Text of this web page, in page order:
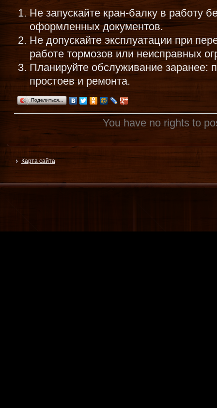
Не запускайте кран-балку в работу
оформленных документов.
Не допускайте эксплуатации при
работе тормозов или неисправных
Планируйте обслуживание заранее:
простоев и ремонта.
Поделиться…
You have no rights to
Карта сайта